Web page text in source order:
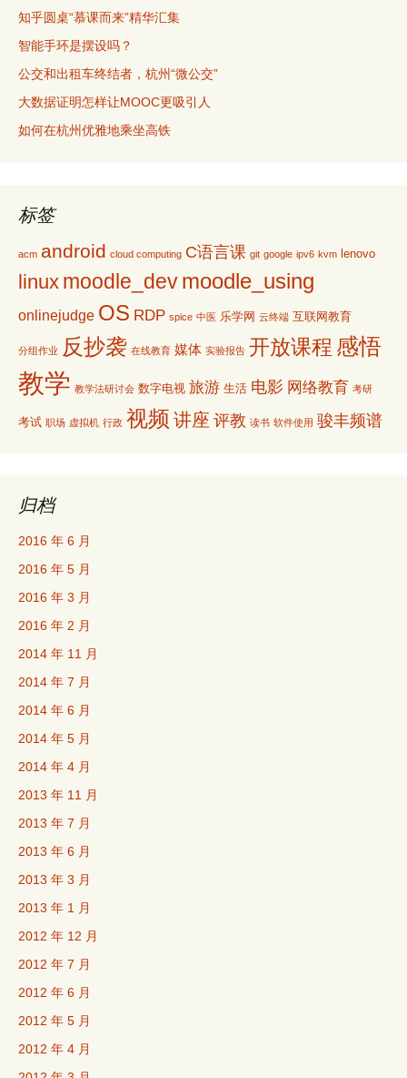
知乎圆桌“慕课而来”精华汇集
智能手环是摆设吗？
公交和出租车终结者，杭州“微公交”
大数据证明怎样让MOOC更吸引人
如何在杭州优雅地乘坐高铁
标签
acm android cloud computing C语言课 git google ipv6 kvm lenovo
linux moodle_devmoodle_using
onlinejudge OS RDP spice 中医 乐学网 云终端 互联网教育
分组作业 反抄袭 在线教育 媒体 实验报告 开放课程 感悟
教学 教学法研讨会 数字电视 旅游 生活 电影 网络教育 考研
考试 职场 虚拟机 行政 视频 讲座 评教 读书 软件使用 骏丰频谱
归档
2016 年 6 月
2016 年 5 月
2016 年 3 月
2016 年 2 月
2014 年 11 月
2014 年 7 月
2014 年 6 月
2014 年 5 月
2014 年 4 月
2013 年 11 月
2013 年 7 月
2013 年 6 月
2013 年 3 月
2013 年 1 月
2012 年 12 月
2012 年 7 月
2012 年 6 月
2012 年 5 月
2012 年 4 月